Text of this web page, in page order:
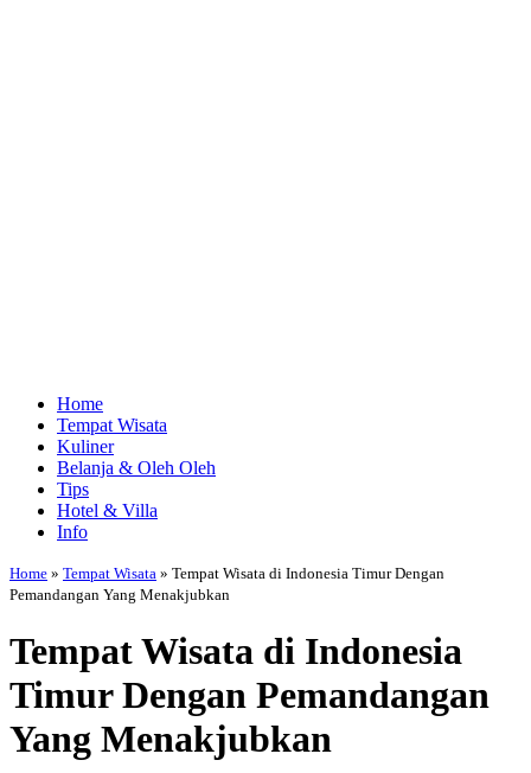
Home
Tempat Wisata
Kuliner
Belanja & Oleh Oleh
Tips
Hotel & Villa
Info
Home » Tempat Wisata » Tempat Wisata di Indonesia Timur Dengan
Pemandangan Yang Menakjubkan
Tempat Wisata di Indonesia
Timur Dengan Pemandangan
Yang Menakjubkan